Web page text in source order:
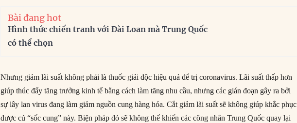
Bài đang hot
Hình thức chiến tranh với Đài Loan mà Trung Quốc
có thể chọn
Nhưng giảm lãi suất không phải là thuốc giải độc hiệu quả để trị coronavirus. Lãi suất thấp hơn
giúp thúc đẩy tăng trưởng kinh tế bằng cách làm tăng nhu cầu, nhưng các gián đoạn gây ra bởi
sự lây lan virus đang làm giảm nguồn cung hàng hóa. Cắt giảm lãi suất sẽ không giúp khắc phục
được cú “sốc cung” này. Biện pháp đó sẽ không thể khiến các công nhân Trung Quốc quay lại